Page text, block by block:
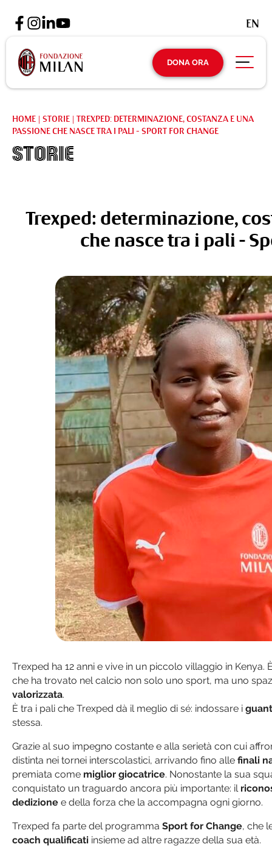
DONA ORA
EN
HOME | STORIE | TREXPED: DETERMINAZIONE, COSTANZA E UNA
PASSIONE CHE NASCE TRA I PALI - SPORT FOR CHANGE
Storie
Trexped: determinazione,
che nasce tra i pali -
Trexped ha 12 anni e vive in un piccolo villaggio in
che ha trovato nel calcio non solo uno sport, ma uno
valorizzata.
È tra i pali che Trexped dà il meglio di sé: indossare i
stessa.
Grazie al suo impegno costante e alla serietà con cui
distinta nei tornei interscolastici, arrivando fino alle finali
premiata come miglior giocatrice. Nonostante la sua
conquistato un traguardo ancora più importante: il
dedizione e della forza che la accompagna ogni giorno.
Trexped fa parte del programma Sport for Change, che
coach qualificati insieme ad altre ragazze della sua età.